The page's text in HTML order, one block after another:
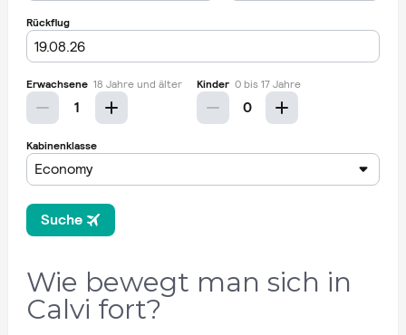
Wie bewegt man sich in
Calvi fort?